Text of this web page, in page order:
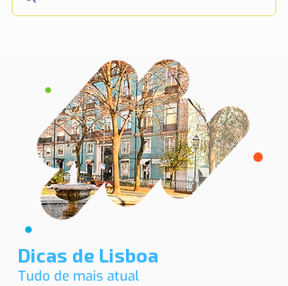
Dicas de Lisboa
Tudo de mais atual